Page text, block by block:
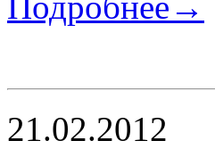
21.02.2012